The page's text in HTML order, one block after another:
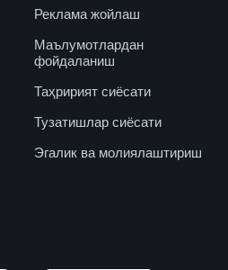
Реклама жойлаш
Маълумотлардан
фойдаланиш
Таҳририят сиёсати
Тузатишлар сиёсати
Эгалик ва молиялаштириш